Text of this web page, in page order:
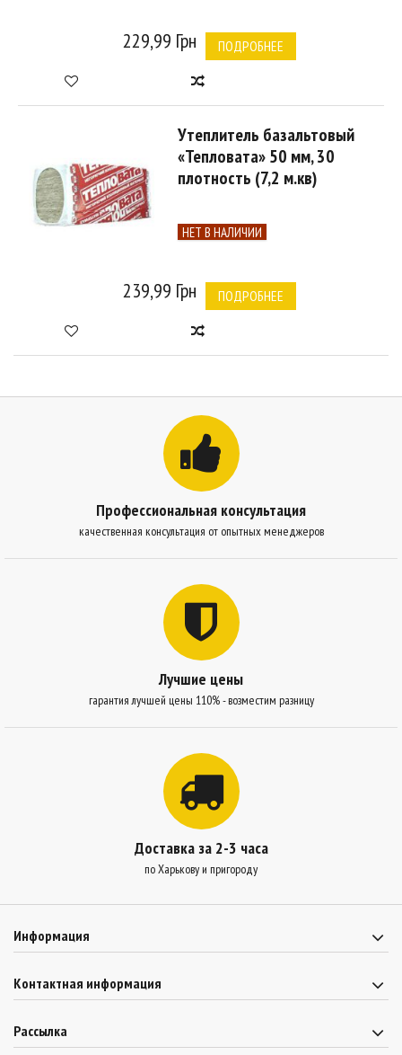
229,99 Грн ПОДРОБНЕЕ
Утеплитель базальтовый
«Тепловата» 50 мм, 30
плотность (7,2 м.кв)
НЕТ В НАЛИЧИИ
239,99 Грн ПОДРОБНЕЕ
Профессиональная консультация
качественная консультация от опытных менеджеров
Лучшие цены
гарантия лучшей цены 110% - возместим разницу
Доставка за 2-3 часа
по Харькову и пригороду
Информация
Контактная информация
Рассылка